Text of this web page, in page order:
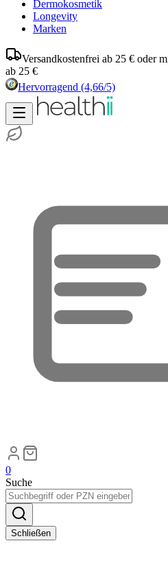
Dermokosmetik
Longevity
Marken
Versandkostenfrei ab 25 € oder
ab 25 €
Hervorragend (4,66/5)
0
Suche
Schließen